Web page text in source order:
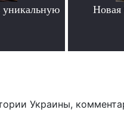
Новая
Украины,